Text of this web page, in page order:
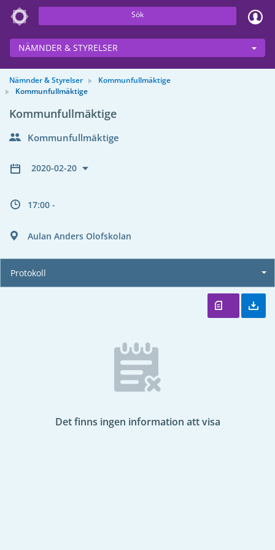
Sök
NÄMNDER & STYRELSER
Nämnder & Styrelser
Kommunfullmäktige
Kommunfullmäktige
Kommunfullmäktige
Kommunfullmäktige
2020-02-20
17:00 -
Aulan Anders Olofskolan
Protokoll
Det finns ingen information att visa